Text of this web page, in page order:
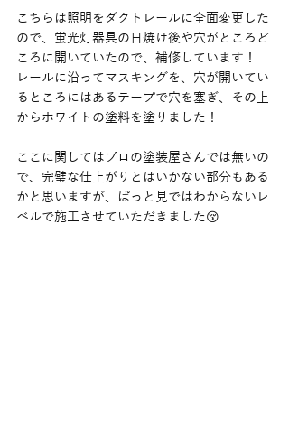
こちらは照明をダクトレールに全面変更した
ので、蛍光灯器具の日焼け後や穴がところど
ころに開いていたので、補修しています！
レールに沿ってマスキングを、穴が開いてい
るところにはあるテープで穴を塞ぎ、その上
からホワイトの塗料を塗りました！
ここに関してはプロの塗装屋さんでは無いの
で、完璧な仕上がりとはいかない部分もある
かと思いますが、ぱっと見ではわからないレ
ベルで施工させていただきました😚